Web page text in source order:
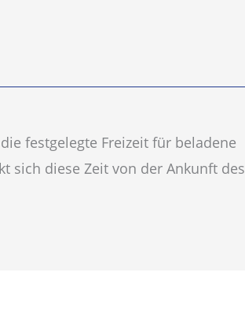
festgelegte Freizeit für beladene
sich diese Zeit von der Ankunft des